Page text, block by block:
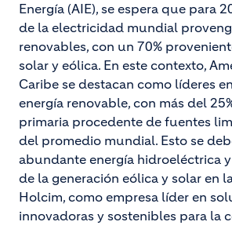
Energía (AIE), se espera que para
de la electricidad mundial
renovables, con un 70%
solar y eólica. En este contexto,
Caribe se destacan como líderes
energía renovable, con más del
primaria procedente de fuentes
del promedio mundial. Esto se
abundante energía hidroeléctrica
de la generación eólica y solar en
Holcim, como empresa líder en
innovadoras y sostenibles para la